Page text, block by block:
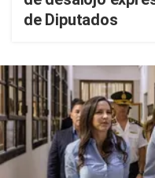
de Diputados